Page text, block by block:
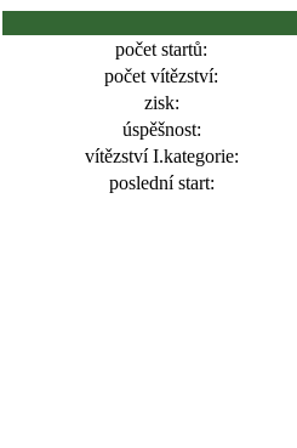
počet startů:
počet vítězství:
zisk:
úspěšnost:
vítězství I.kategorie:
poslední start: